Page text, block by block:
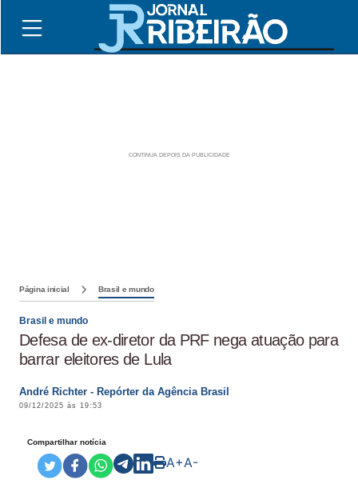
Página inicial Brasil e mundo
Brasil e mundo
Defesa de ex-diretor da PRF nega atuação para
barrar eleitores de Lula
André Richter - Repórter da Agência Brasil
09/12/2025 às 19:53
Compartilhar notícia
A+A-